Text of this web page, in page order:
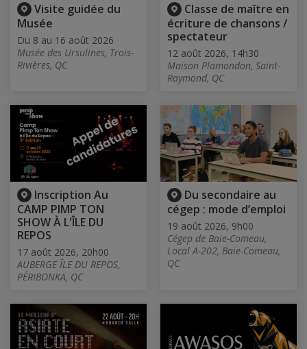
Visite guidée du
Musée
Du 8 au 16 août 2026
Musée des Ursulines, Trois-
Rivières, QC
Classe de maître en
écriture de chansons /
spectateur
12 août 2026, 14h30
Maison Plamondon, Saint-
Raymond, QC
Inscription Au
CAMP PIMP TON
SHOW À L'ÎLE DU
REPOS
17 août 2026, 20h00
AUBERGE ÎLE DU REPOS,
PÉRIBONKA, QC
Du secondaire au
cégep : mode d’emploi
19 août 2026, 9h00
Cégep de Baie-Comeau,
Local A-202, Baie-Comeau,
QC